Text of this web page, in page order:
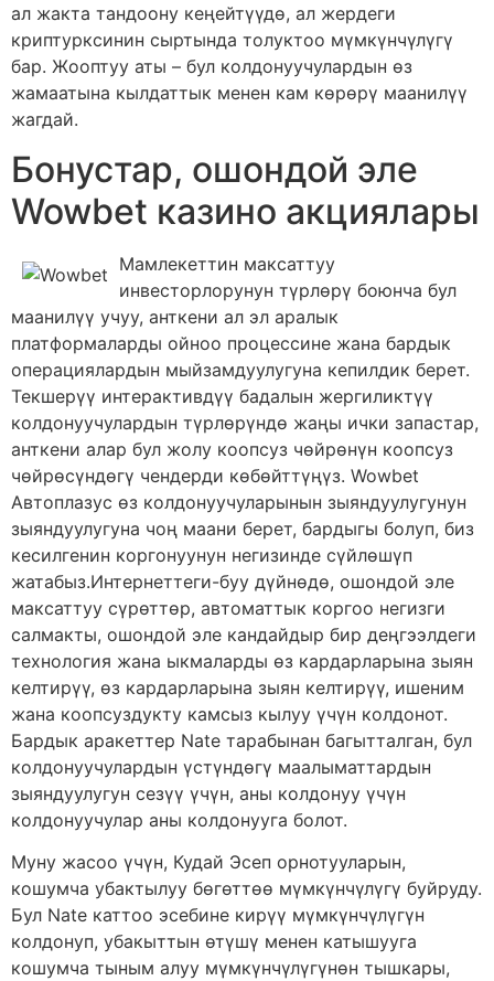
ал жакта тандоону кеңейтүүдө, ал жердеги
криптурксинин сыртында толуктоо мүмкүнчүлүгү
бар. Жооптуу аты – бул колдонуучулардын өз
жамаатына кылдаттык менен кам көрөрү маанилүү
жагдай.
Бонустар, ошондой эле
Wowbet казино акциялары
Мамлекеттин максаттуу
инвесторлорунун түрлөрү боюнча бул
маанилүү учуу, анткени ал эл аралык
платформаларды ойноо процессине жана бардык
операциялардын мыйзамдуулугуна кепилдик берет.
Текшерүү интерактивдүү бадалын жергиликтүү
колдонуучулардын түрлөрүндө жаңы ички запастар,
анткени алар бул жолу коопсуз чөйрөнүн коопсуз
чөйрөсүндөгү чендерди көбөйттүңүз. Wowbet
Автоплазус өз колдонуучуларынын зыяндуулугунун
зыяндуулугуна чоң маани берет, бардыгы болуп, биз
кесилгенин коргонуунун негизинде сүйлөшүп
жатабыз.Интернеттеги-буу дүйнөдө, ошондой эле
максаттуу сүрөттөр, автоматтык коргоо негизги
салмакты, ошондой эле кандайдыр бир деңгээлдеги
технология жана ыкмаларды өз кардарларына зыян
келтирүү, өз кардарларына зыян келтирүү, ишеним
жана коопсуздукту камсыз кылуу үчүн колдонот.
Бардык аракеттер Nate тарабынан багытталган, бул
колдонуучулардын үстүндөгү маалыматтардын
зыяндуулугун сезүү үчүн, аны колдонуу үчүн
колдонуучулар аны колдонууга болот.
Муну жасоо үчүн, Кудай Эсеп орнотууларын,
кошумча убактылуу бөгөттөө мүмкүнчүлүгү буйруду.
Бул Nate каттоо эсебине кирүү мүмкүнчүлүгүн
колдонуп, убакыттын өтүшү менен катышууга
кошумча тыным алуу мүмкүнчүлүгүнөн тышкары,